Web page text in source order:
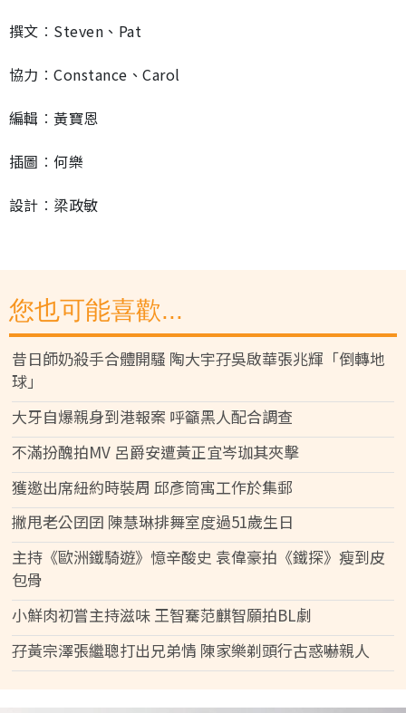
撰文︰Steven、Pat
協力︰Constance、Carol
編輯︰黃寶恩
插圖︰何樂
設計︰梁政敏
您也可能喜歡...
昔日師奶殺手合體開騷 陶大宇孖吳啟華張兆輝「倒轉地
球」
大牙自爆親身到港報案 呼籲黑人配合調查
不滿扮醜拍MV 呂爵安遭黃正宜岑珈其夾擊
獲邀出席紐約時裝周 邱彥筒寓工作於集郵
撇甩老公囝囝 陳慧琳排舞室度過51歲生日
主持《歐洲鐵騎遊》憶辛酸史 袁偉豪拍《鐵探》瘦到皮
包骨
小鮮肉初嘗主持滋味 王智騫范麒智願拍BL劇
孖黃宗澤張繼聰打出兄弟情 陳家樂剃頭行古惑嚇親人